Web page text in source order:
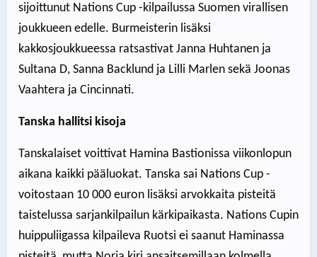
sijoittunut Nations Cup -kilpailussa Suomen virallisen
joukkueen edelle. Burmeisterin lisäksi
kakkosjoukkueessa ratsastivat Janna Huhtanen ja
Sultana D, Sanna Backlund ja Lilli Marlen sekä Joonas
Vaahtera ja Cincinnati.
Tanska hallitsi kisoja
Tanskalaiset voittivat Hamina Bastionissa viikonlopun
aikana kaikki pääluokat. Tanska sai Nations Cup -
voitostaan 10 000 euron lisäksi arvokkaita pisteitä
taistelussa sarjankilpailun kärkipaikasta. Nations Cupin
huippuliigassa kilpaileva Ruotsi ei saanut Haminassa